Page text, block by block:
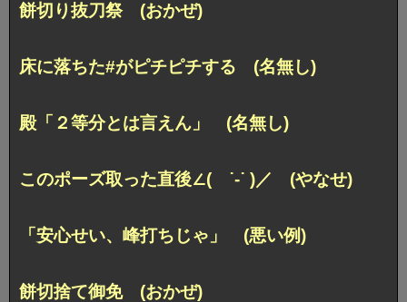
餅切り抜刀祭 (おかぜ)
床に落ちた#がピチピチする (名無し)
殿「２等分とは言えん」 (名無し)
このポーズ取った直後∠( ˙-˙ )／ (やなせ)
「安心せい、峰打ちじゃ」 (悪い例)
餅切捨て御免 (おかぜ)